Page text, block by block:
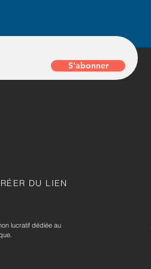
DU LIEN
lucratif dédiée au
S'abonner